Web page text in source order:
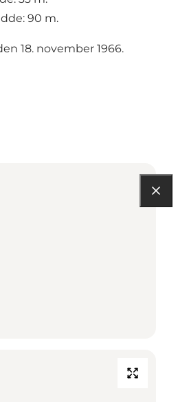
90 m.
18. november 1966.